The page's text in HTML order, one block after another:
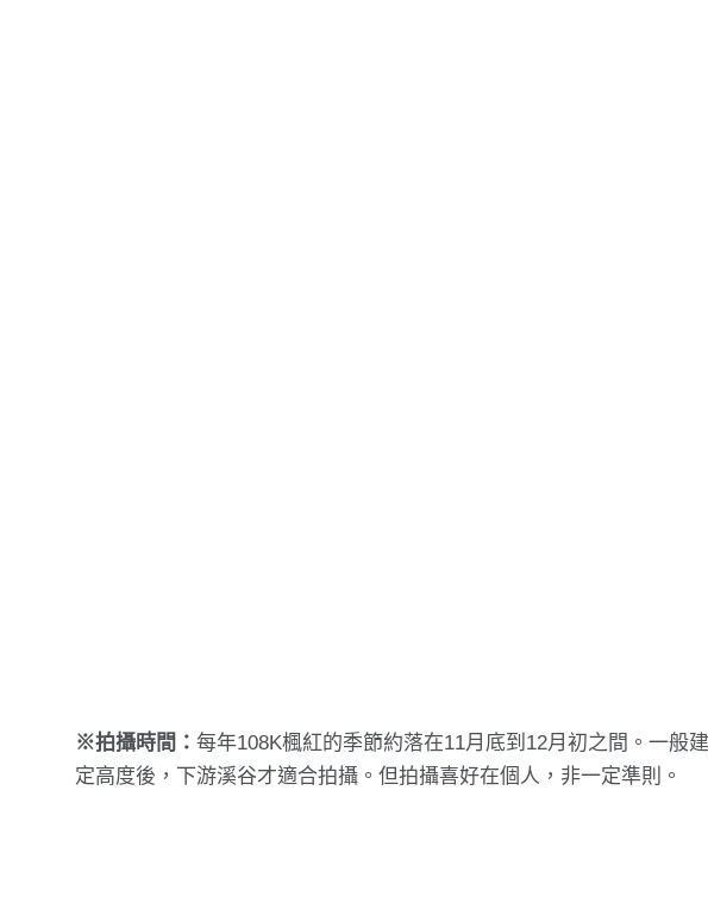
※拍攝時間：每年108K楓紅的季節約落在11月底到12月初之間。一般
定高度後，下游溪谷才適合拍攝。但拍攝喜好在個人，非一定準則。